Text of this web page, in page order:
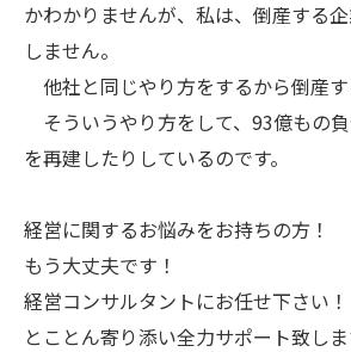
かわかりませんが、私は、倒産する
しません。
他社と同じやり方をするから倒産す
そういうやり方をして、93億もの
を再建したりしているのです。
経営に関するお悩みをお持ちの方！
もう大丈夫です！
経営コンサルタントにお任せ下さい！
とことん寄り添い全力サポート致しま